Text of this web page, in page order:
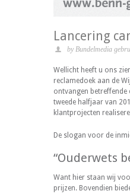
Lancering
by Bundelmedia
Wellicht heeft u ons
reclamedoek aan de
ontvangen betreffende
tweede halfjaar van
klantprojecten
De slogan voor de
“Ouderwets
Want hier staan wij
prijzen. Bovendien